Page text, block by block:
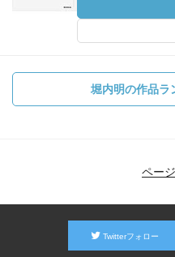
堀内明の作品ラ
ペー
Twitterフォロー